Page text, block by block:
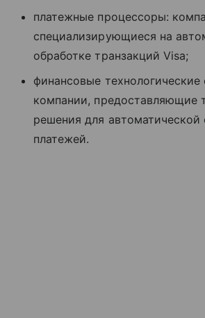
платежные процессоры:
специализирующиеся на
обработке транзакций Visa;
финансовые технологические
компании, предоставляющие
решения для автоматической
платежей.